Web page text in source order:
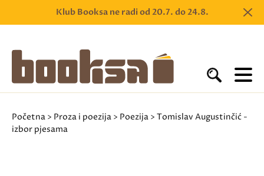
Klub Booksa ne radi od 20.7. do 24.8.
Početna > Proza i poezija > Poezija > Tomislav Augustinčić -
izbor pjesama